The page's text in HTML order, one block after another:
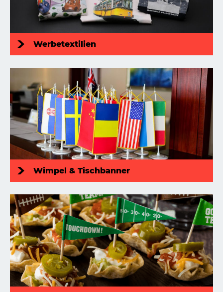
Werbetextilien
Wimpel & Tischbanner